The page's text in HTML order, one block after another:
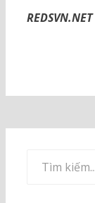
REDSVN.NET
kiếm